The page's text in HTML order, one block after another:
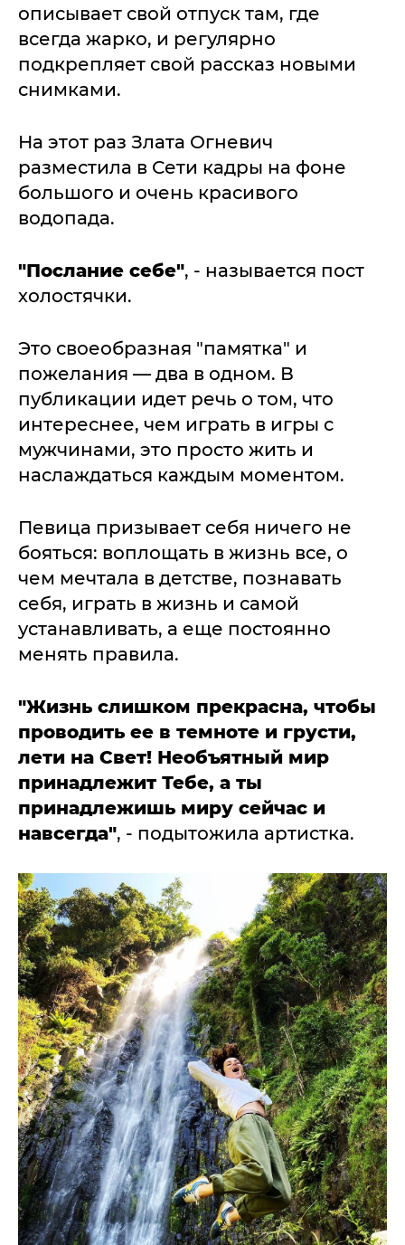
описывает свой отпуск там, где
всегда жарко, и регулярно
подкрепляет свой рассказ новыми
снимками.
На этот раз Злата Огневич
разместила в Сети кадры на фоне
большого и очень красивого
водопада.
"Послание себе", - называется пост
холостячки.
Это своеобразная "памятка" и
пожелания — два в одном. В
публикации идет речь о том, что
интереснее, чем играть в игры с
мужчинами, это просто жить и
наслаждаться каждым моментом.
Певица призывает себя ничего не
бояться: воплощать в жизнь все, о
чем мечтала в детстве, познавать
себя, играть в жизнь и самой
устанавливать, а еще постоянно
менять правила.
"Жизнь слишком прекрасна, чтобы
проводить ее в темноте и грусти,
лети на Свет! Необъятный мир
принадлежит Тебе, а ты
принадлежишь миру сейчас и
навсегда", - подытожила артистка.